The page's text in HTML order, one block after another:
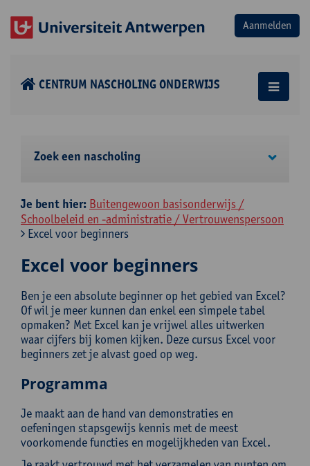
CENTRUM NASCHOLING ONDERWIJS
Zoek een nascholing
Je bent hier: Buitengewoon basisonderwijs /
Schoolbeleid en -administratie / Vertrouwenspersoon
Excel voor beginners
Excel voor beginners
Ben je een absolute beginner op het gebied van Excel?
Of wil je meer kunnen dan enkel een simpele tabel
opmaken? Met Excel kan je vrijwel alles uitwerken
waar cijfers bij komen kijken. Deze cursus Excel voor
beginners zet je alvast goed op weg.
Programma
Je maakt aan de hand van demonstraties en
oefeningen stapsgewijs kennis met de meest
voorkomende functies en mogelijkheden van Excel.